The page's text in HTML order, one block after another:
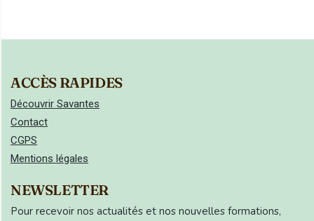
ACCÈS RAPIDES
Découvrir Savantes
Contact
CGPS
Mentions légales
NEWSLETTER
Pour recevoir nos actualités et nos nouvelles formations,